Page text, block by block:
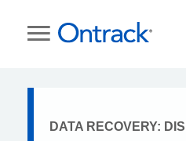
DATA RECOVERY: